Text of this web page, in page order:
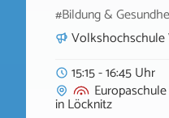
#Bildung &
Volkshochschule
15:15 - 16:45 Uhr
inLöcknitz